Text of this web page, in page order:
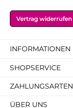
Vertrag widerrufen
INFORMATIONEN
SHOPSERVICE
ZAHLUNGSARTEN
ÜBER UNS